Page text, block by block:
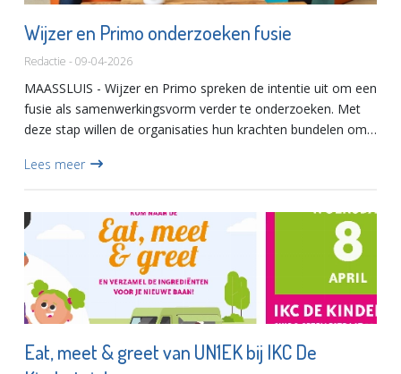
Wijzer en Primo onderzoeken fusie
Redactie - 09-04-2026
MAASSLUIS - Wijzer en Primo spreken de intentie uit om een
fusie als samenwerkingsvorm verder te onderzoeken. Met
deze stap willen de organisaties hun krachten bundelen om
Lees meer
Eat, meet & greet van UN1EK bij IKC De